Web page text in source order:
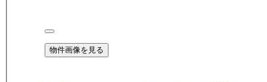
物件画像を見る